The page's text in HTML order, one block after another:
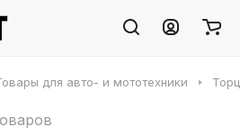
для авто- и мототехники